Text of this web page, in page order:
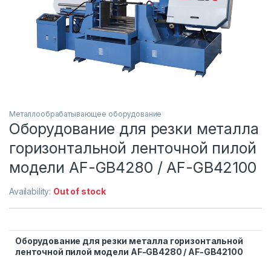
Металлообрабатывающее оборудование
Оборудование для резки металла
горизонтальной ленточной пилой
модели AF-GB4280 / AF-GB42100
Availability: Out of stock
Оборудование для резки металла горизонтальной
ленточной пилой модели AF-GB4280 / AF-GB42100